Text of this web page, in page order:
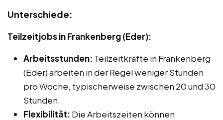
Unterschiede:
Teilzeitjobs in Frankenberg (Eder):
Arbeitsstunden: Teilzeitkräfte in Frankenberg
(Eder) arbeiten in der Regel weniger Stunden
pro Woche, typischerweise zwischen 20 und 30
Stunden.
Flexibilität: Die Arbeitszeiten können